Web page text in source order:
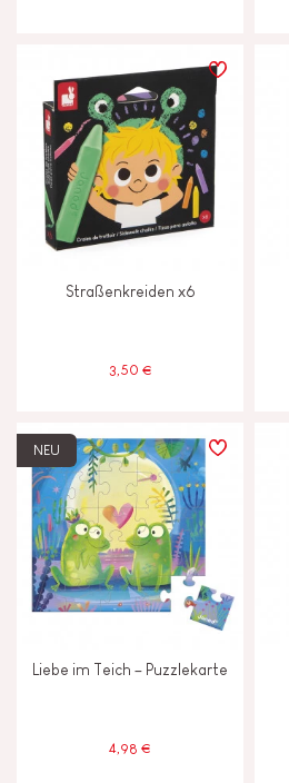
Glocke oder Glöckchen
Licht
Magnetisch
Hergestellt in Europa
Made in France
Straßenkreiden x6
3,50 €
NEU
Liebe im Teich – Puzzlekarte
4,98 €